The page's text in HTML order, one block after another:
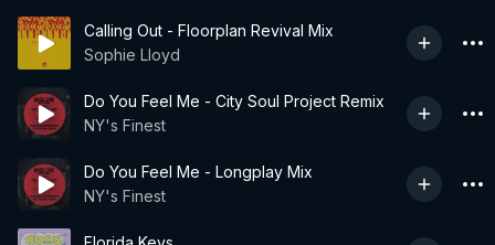
Calling Out - Floorplan Revival Mix
Sophie Lloyd
Do You Feel Me - City Soul Project Remix
NY's Finest
Do You Feel Me - Longplay Mix
NY's Finest